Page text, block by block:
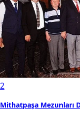
2
Mithatpaşa Mezunları